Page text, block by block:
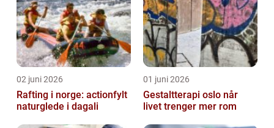
02 juni 2026
Rafting i norge: actionfylt
naturglede i dagali
01 juni 2026
Gestaltterapi oslo når
livet trenger mer rom